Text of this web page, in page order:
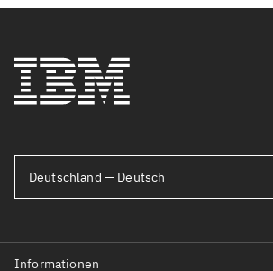
Deutschland — Deutsch